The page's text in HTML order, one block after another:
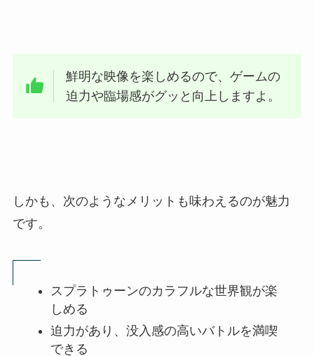
鮮明な映像を楽しめるので、ゲームの
迫力や臨場感がグッと向上しますよ。
しかも、次のようなメリットも味わえるのが魅力
です。
スプラトゥーンのカラフルな世界観が楽
しめる
迫力があり、没入感の高いバトルを満喫
できる